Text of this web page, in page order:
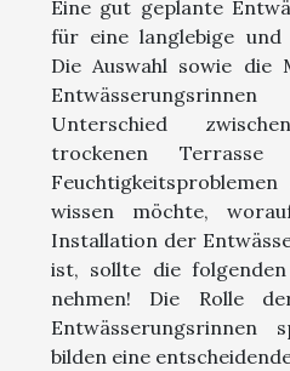
Eine gut geplante
für eine langlebige und
Die Auswahl sowie die
Unterschied
trockenen Terrasse
wissen möchte,
Installation der
ist, sollte die
nehmen! Die Rolle
Entwässerungsrinnen
bilden eine